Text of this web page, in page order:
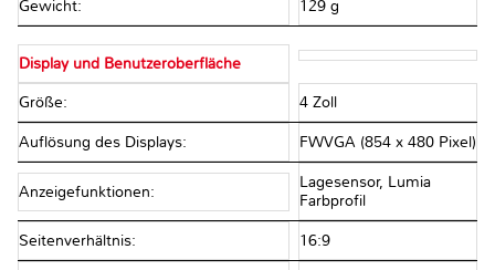
Gewicht: 129 g
Display und Benutzeroberfläche
Größe: 4 Zoll
Auflösung des Displays: FWVGA (854 x 480 Pixel)
Anzeigefunktionen:
Lagesensor, Lumia
Farbprofil
Seitenverhältnis: 16:9